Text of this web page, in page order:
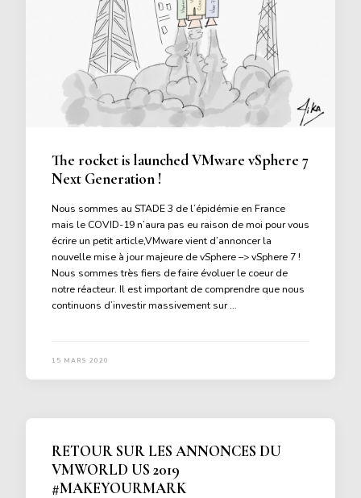
The rocket is launched VMware vSphere 7
Next Generation !
Nous sommes au STADE 3 de l’épidémie en France
mais le COVID-19 n’aura pas eu raison de moi pour vous
écrire un petit article,VMware vient d’annoncer la
nouvelle mise à jour majeure de vSphere –> vSphere 7 !
Nous sommes très fiers de faire évoluer le coeur de
notre réacteur. Il est important de comprendre que nous
continuons d’investir massivement sur …
15 MARS 2020
RETOUR SUR LES ANNONCES DU
VMWORLD US 2019
#MAKEYOURMARK